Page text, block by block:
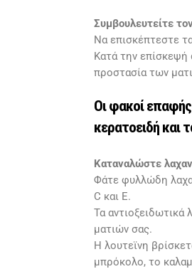
Συμβουλευτείτε
Να επισκέπτεστε
Κατά την
προστασία των
Οι φακοί
κερατοειδή και
Καταναλώστε
Φάτε φυλλώδη
C και E.
Τα αντιοξειδωτικά
ματιών σας.
Η λουτεϊνη
μπρόκολο, το